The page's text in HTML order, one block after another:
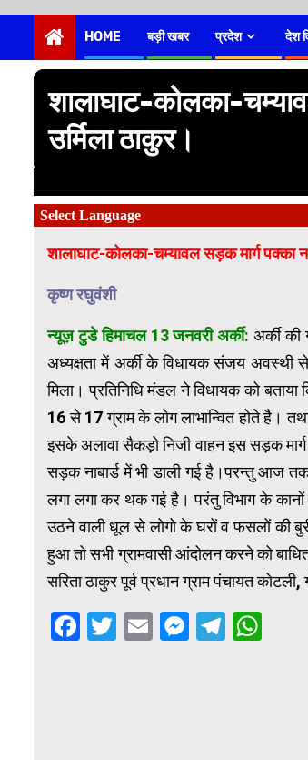
HOME बड़ी खबर प्रदेश देश
शालाघाट-कोलका-
उर्मिला ठाकुर।
शालाघाट-कोलका-चम्यावल सड़क मार्ग पक्का
कृष्ण रघुवंशी
न्यूज़ टुडे हिमाचल 13 जनवरी अर्की:अर्की की
अध्यक्षता में अर्की के विधायक संजय अवस्थी
मिला। प्रतिनिधि मंडल ने विधायक को
16 से 17 ग्राम के लोग लाभान्वित होते है।
इसके अलावा सैकड़ो निजी वाहन इस सड़क
सड़क नाबार्ड में भी डाली गई है।परन्तु आज
लगा लगा कर थक गई है। परंतु विभाग के
उठने वाली धूल से लोगो के घरों व फसलों की
हुआ तो सभी ग्रामवासी आंदोलन करने को
सरिता ठाकुर पूर्व प्रधान ग्राम पंचायत कोटली,
Facebook
Twitter
Email